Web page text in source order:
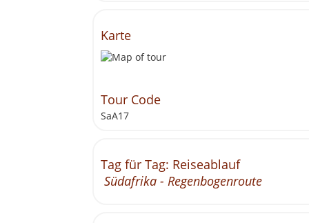
Karte
Tour Code
SaA17
Tag für Tag: Reiseablauf
Südafrika - Regenbogenroute